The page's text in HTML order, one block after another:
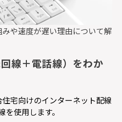
や速度が遅い理由について解
線＋電話線）をわか
宅向けのインターネット配線
使用します。